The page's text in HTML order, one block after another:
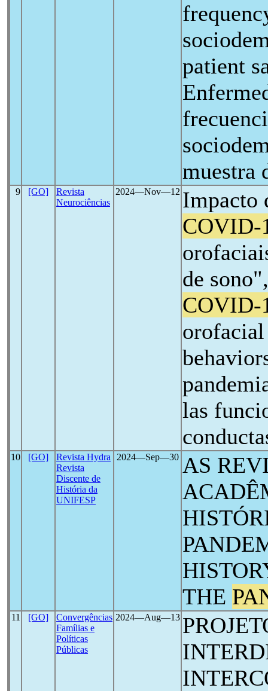
patient
muestra
9 [GO]
Revista
Neurociências
2024―Nov―12 Impacto
COVID-
de
COVID-
las
10 [GO]
Revista Hydra
Revista
Discente de
História da
UNIFESP
2024―Sep―30 AS
THE
11 [GO]
Convergências
Famílias e
Políticas
Públicas
2024―Aug―13